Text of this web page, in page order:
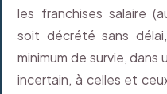
les franchises salaire
soit décrété sans
minimum de survie,
incertain, à celles et